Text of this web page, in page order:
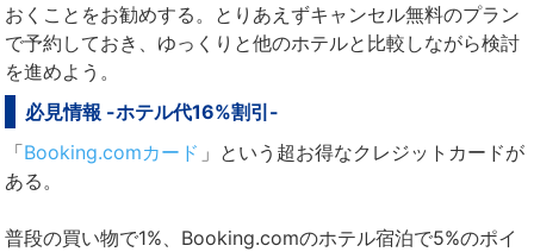
おくことをお勧めする。とりあえずキャンセル無料のプラン
で予約しておき、ゆっくりと他のホテルと比較しながら検討
を進めよう。
必見情報 -ホテル代16%割引-
「Booking.comカード 」という超お得なクレジットカードが
ある。
普段の買い物で1%、Booking.comのホテル宿泊で5%のポイ